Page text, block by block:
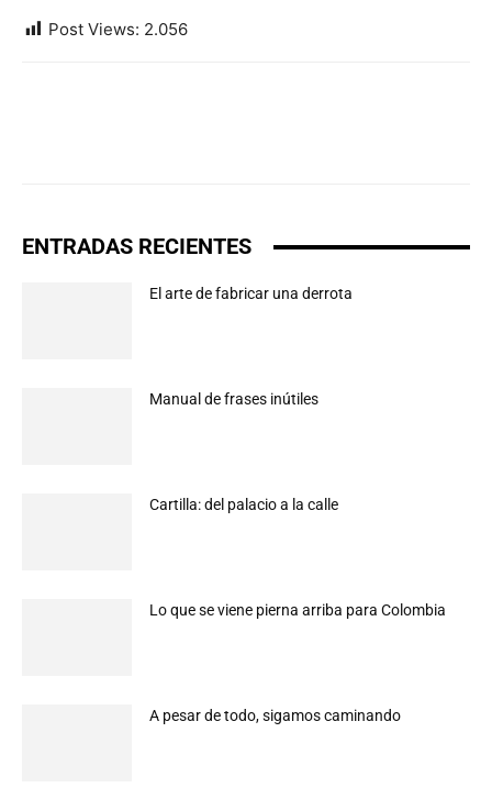
Post Views: 2.056
ENTRADAS RECIENTES
El arte de fabricar una derrota
Manual de frases inútiles
Cartilla: del palacio a la calle
Lo que se viene pierna arriba para Colombia
A pesar de todo, sigamos caminando